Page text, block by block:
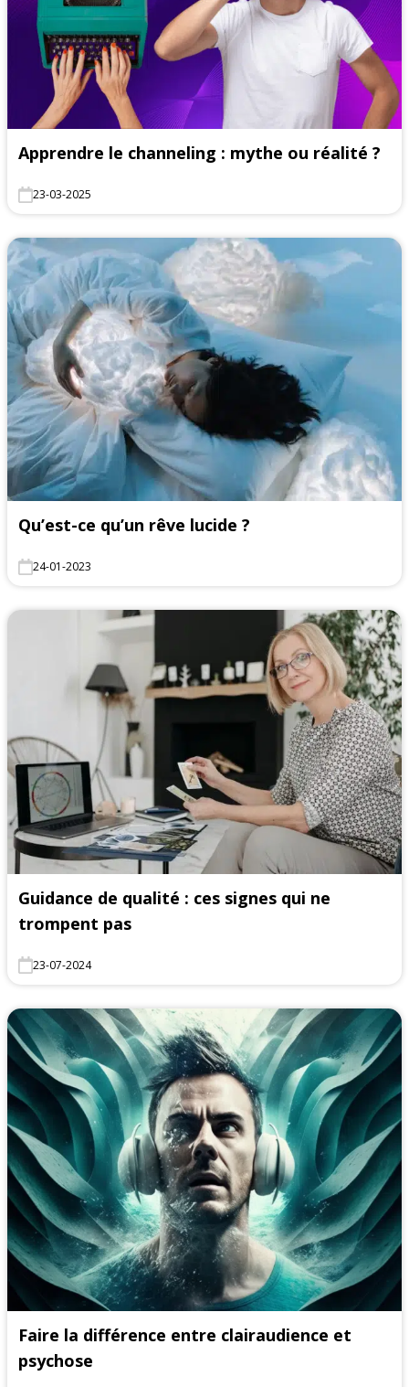
Apprendre le channeling : mythe ou réalité ?
23-03-2025
Qu’est-ce qu’un rêve lucide ?
24-01-2023
Guidance de qualité : ces signes qui ne
trompent pas
23-07-2024
Faire la différence entre clairaudience et
psychose